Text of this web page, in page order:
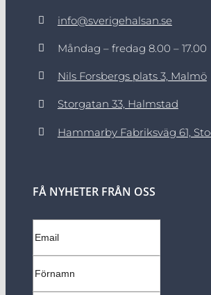
info@sverigehalsan.se
Måndag – fredag 8.00 – 17.00
Nils Forsbergs plats 3, Malmö
Storgatan 33, Halmstad
Hammarby Fabriksväg 61,
FÅ NYHETER FRÅN OSS